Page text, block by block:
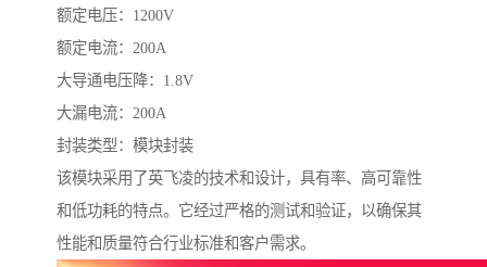
额定电压：1200V
额定电流：200A
大导通电压降：1.8V
大漏电流：200A
封装类型：模块封装
该模块采用了英飞凌的技术和设计，具有率、高可靠性
和低功耗的特点。它经过严格的测试和验证，以确保其
性能和质量符合行业标准和客户需求。